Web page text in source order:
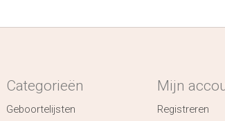
Categorieën
Geboortelijsten
Mijn
Registreren